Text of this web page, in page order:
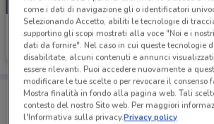
Just
Scade il 31/12
Porta DoveConviene sempre con
Puoi trovare le migliori offerte dei
salvarle e creare la tua lista del
come i dati di navigazione gli o identificatori
Selezionando Accetto, abiliti le tecnologie di
supportino gli scopi mostrati alla voce "Noi e i
dati da fornire". Nel caso in cui queste tecnologie
disabilitate, alcuni contenuti e annunci visualizzati
essere rilevanti. Puoi accedere nuovamente a
modificare le tue scelte o per revocare il consenso
Mostra finalità in fondo alla pagina web. Tali
contesto del nostro Sito web. Per maggiori
l'Informativa sulla privacy.Privacy policy